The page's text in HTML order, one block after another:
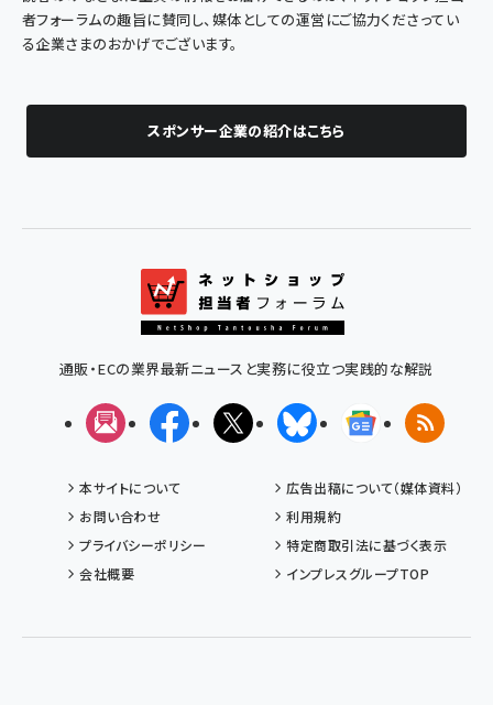
者フォーラムの趣旨に賛同し、媒体としての運営にご協力くださってい
る企業さまのおかげでございます。
スポンサー企業の紹介はこちら
通販・ECの業界最新ニュースと実務に役立つ実践的な解説
メルマガFacebookX(エックス)BlueskyGoogleニュ
RSS
本サイトについて
広告出稿について（媒体資料）
お問い合わせ
利用規約
プライバシーポリシー
特定商取引法に基づく表示
会社概要
インプレスグループTOP